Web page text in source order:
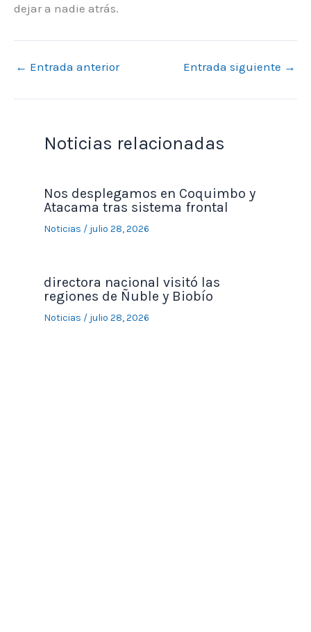
dejar a nadie atrás.
← Entrada anterior Entrada siguiente →
Noticias relacionadas
Nos desplegamos en Coquimbo y
Atacama tras sistema frontal
Noticias / julio 28, 2026
directora nacional visitó las
regiones de Ñuble y Biobío
Noticias / julio 28, 2026